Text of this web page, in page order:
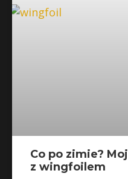
Co po zimie?
z wingfoilem